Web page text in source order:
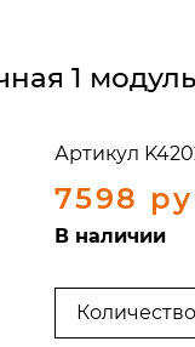
1
Артикул
7598
В наличии